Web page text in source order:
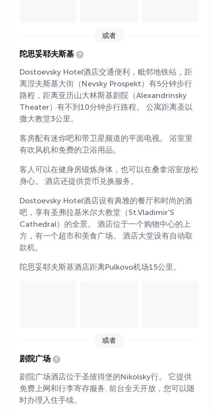
或者
陀思妥耶夫斯基
Dostoevsky Hotel酒店交通便利，毗邻地铁站，距
离涅夫斯基大街（Nevsky Prospekt）有5分钟步行
路程，距离亚历山大林斯基剧院（Alexandrinsky
Theater）有不到10分钟步行路程。 公寓距离圣以
撒大教堂3公里。
客房配有迷你吧和带卫星频道的平面电视。 浴室里
有吹风机和免费的卫浴用品。
客人可以在健身房锻炼身体，也可以在桑拿浴室放松
身心。 酒店还提供货币兑换服务。
Dostoevsky Hotel酒店设有典雅的餐厅和时尚的酒
吧，享有圣弗拉基米尔大教堂（St.Vladimir'S
Cathedral）的全景。 酒店位于一个购物中心的上
方，有一个超市和美食广场。 酒店大堂设有自动取
款机。
陀思妥耶夫斯基酒店距离Pulkovo机场15公里。
或者
剧院广场
剧院广场酒店位于圣彼得堡的Nikolsky行。 它提供
免费上网和行李寄存服务. 前台全天开放，您可以随
时办理入住手续。